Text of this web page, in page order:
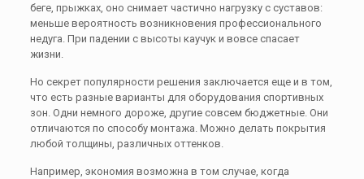
беге, прыжках, оно снимает частично нагрузку с суставов:
меньше вероятность возникновения профессионального
недуга. При падении с высоты каучук и вовсе спасает
жизни.
Но секрет популярности решения заключается еще и в том,
что есть разные варианты для оборудования спортивных
зон. Одни немного дороже, другие совсем бюджетные. Они
отличаются по способу монтажа. Можно делать покрытия
любой толщины, различных оттенков.
Например, экономия возможна в том случае, когда